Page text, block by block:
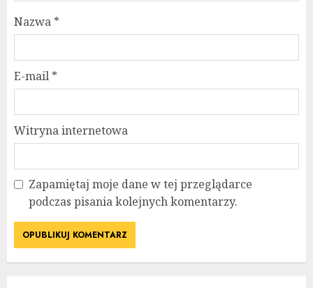
Nazwa *
E-mail *
Witryna internetowa
Zapamiętaj moje dane w tej przeglądarce
podczas pisania kolejnych komentarzy.